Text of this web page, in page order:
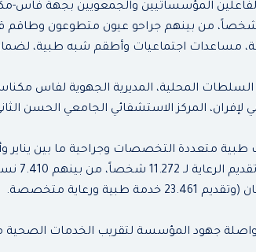
الفاعلين المؤسساتيين والجمعويين بجهة
التخصصات يضم أكثر من 50 شخصاً، من بينهم جراحو عيون
مساعدات اجتماعيات وأطقم شبه طبية،
المحلية، المديرية الجهوية لفاس
لإفران، المركز الاستشفائي الجامعي
متعددة التخصصات وجراحية ما بين يناير
ورعاية متخصصة.
مواصلة جهود المؤسسة لتقريب الخدمات